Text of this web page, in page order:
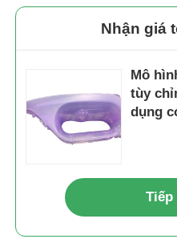
tháo khuôn
Ứng dụng gia dụng gia
Khuôn bánh răng
Nhận giá
Mô
tùy
dụng
Tiếp